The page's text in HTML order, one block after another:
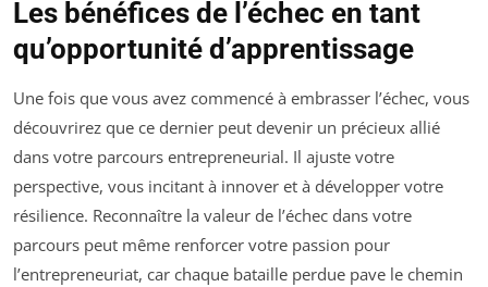
Les bénéfices de l’échec en tant
qu’opportunité d’apprentissage
Une fois que vous avez commencé à embrasser l’échec, vous
découvrirez que ce dernier peut devenir un précieux allié
dans votre parcours entrepreneurial. Il ajuste votre
perspective, vous incitant à innover et à développer votre
résilience. Reconnaître la valeur de l’échec dans votre
parcours peut même renforcer votre passion pour
l’entrepreneuriat, car chaque bataille perdue pave le chemin